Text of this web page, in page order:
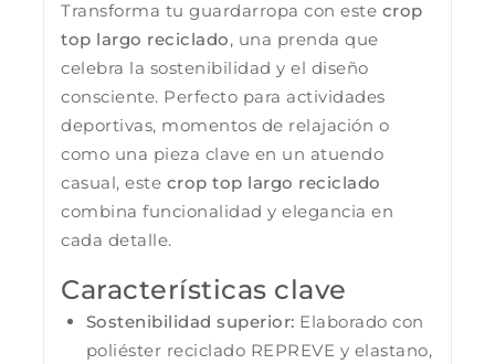
Transforma tu guardarropa con este crop
top largo reciclado, una prenda que
celebra la sostenibilidad y el diseño
consciente. Perfecto para actividades
deportivas, momentos de relajación o
como una pieza clave en un atuendo
casual, este crop top largo reciclado
combina funcionalidad y elegancia en
cada detalle.
Características clave
Sostenibilidad superior: Elaborado con
poliéster reciclado REPREVE y elastano,